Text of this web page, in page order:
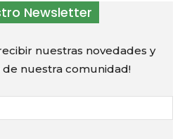
Newsletter
nuestras novedades y
nuestra comunidad!